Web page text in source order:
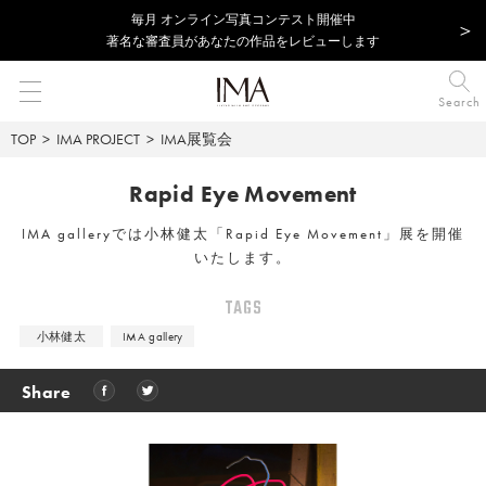
毎⽉ オンライン写真コンテスト開催中
著名な審査員があなたの作品をレビューします
Search
TOP IMA PROJECT IMA展覧会
Rapid Eye Movement
IMA galleryでは小林健太「Rapid Eye Movement」展を開催
いたします。
TAGS
小林健太 IMA gallery
Share